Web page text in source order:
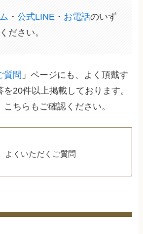
・公式LINE ・ お電話のいず
ださい。
質問 」ページにも、よく頂戴す
20件以上掲載しております。
ちらもご確認ください。
よくいただくご質問